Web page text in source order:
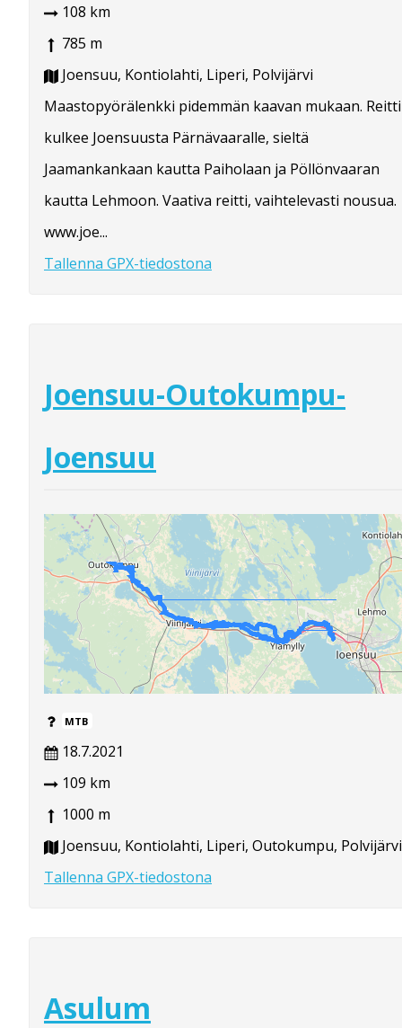
108 km
785 m
Joensuu, Kontiolahti, Liperi, Polvijärvi
Maastopyörälenkki pidemmän kaavan mukaan. Reitti
kulkee Joensuusta Pärnävaaralle, sieltä
Jaamankankaan kautta Paiholaan ja Pöllönvaaran
kautta Lehmoon. Vaativa reitti, vaihtelevasti nousua.
www.joe...
Tallenna GPX-tiedostona
Joensuu-Outokumpu-
Joensuu
MTB
18.7.2021
109 km
1000 m
Joensuu, Kontiolahti, Liperi, Outokumpu, Polvijärvi
Tallenna GPX-tiedostona
Asulum